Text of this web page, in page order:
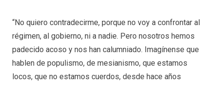
“No quiero contradecirme, porque no voy a confrontar al
régimen, al gobierno, ni a nadie. Pero nosotros hemos
padecido acoso y nos han calumniado. Imagínense que
hablen de populismo, de mesianismo, que estamos
locos, que no estamos cuerdos, desde hace años